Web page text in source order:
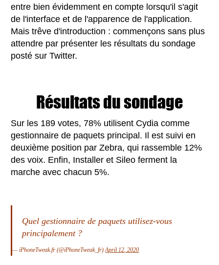
entre bien évidemment en compte lorsqu'il s'agit
de l'interface et de l'apparence de l'application.
Mais trêve d'introduction : commençons sans plus
attendre par présenter les résultats du sondage
posté sur Twitter.
Résultats du sondage
Sur les 189 votes, 78% utilisent Cydia comme
gestionnaire de paquets principal. Il est suivi en
deuxième position par Zebra, qui rassemble 12%
des voix. Enfin, Installer et Sileo ferment la
marche avec chacun 5%.
Quel gestionnaire de paquets utilisez-vous
principalement ?
— iPhoneTweak.fr (@iPhoneTweak_fr)April 12, 2020